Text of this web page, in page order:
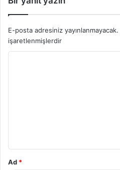
E-posta adresiniz yayınlanmayacak.
işaretlenmişlerdir
Ad *